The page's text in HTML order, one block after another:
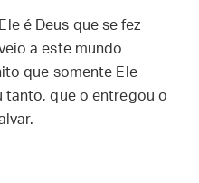
é Deus que se fez
a este mundo
que somente Ele
tanto, que o entregou o